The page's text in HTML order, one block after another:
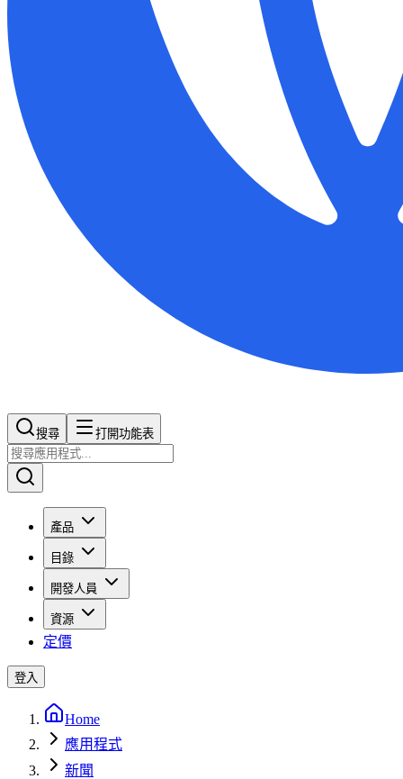
搜尋​​​​ 打開功能表
產品
目錄
開發人員
資源
定價
登入
Home
應用程式
新聞